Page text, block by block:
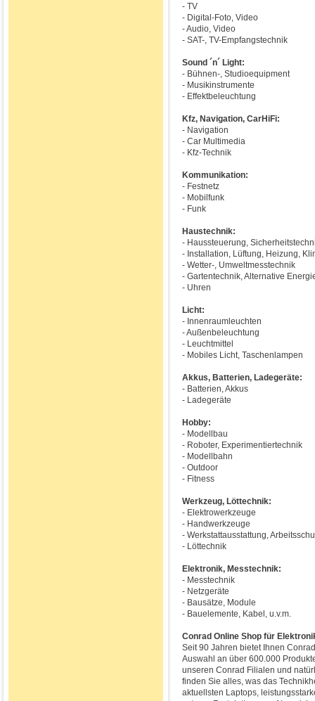
- TV
- Digital-Foto, Video
- Audio, Video
- SAT-, TV-Empfangstechnik
Sound ´n´ Light:
- Bühnen-, Studioequipment
- Musikinstrumente
- Effektbeleuchtung
Kfz, Navigation, CarHiFi:
- Navigation
- Car Multimedia
- Kfz-Technik
Kommunikation:
- Festnetz
- Mobilfunk
- Funk
Haustechnik:
- Haussteuerung,
- Installation, Lüftung, Heizung,
- Wetter-, Umweltmesstechnik
- Gartentechnik, Alternative
- Uhren
Licht:
- Innenraumleuchten
- Außenbeleuchtung
- Leuchtmittel
- Mobiles Licht, Taschenlampen
Akkus, Batterien, Ladegeräte:
- Batterien, Akkus
- Ladegeräte
Hobby:
- Modellbau
- Roboter, Experimentiertechnik
- Modellbahn
- Outdoor
- Fitness
Werkzeug, Löttechnik:
- Elektrowerkzeuge
- Handwerkzeuge
- Werkstattausstattung,
- Löttechnik
Elektronik, Messtechnik:
- Messtechnik
- Netzgeräte
- Bausätze, Module
- Bauelemente, Kabel, u.v.m.
Conrad Online Shop für
Seit 90 Jahren bietet Ihnen
Auswahl an über 600.000
unseren Conrad Filialen und
finden Sie alles, was das
aktuellsten Laptops,